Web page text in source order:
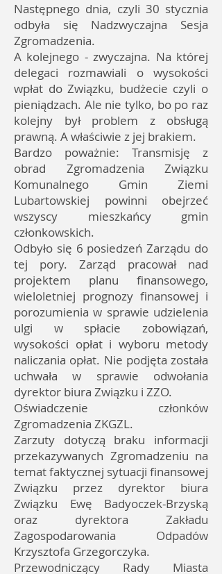
Następnego dnia, czyli 30 stycznia
odbyła się Nadzwyczajna Sesja
Zgromadzenia.
A kolejnego - zwyczajna. Na której
delegaci rozmawiali o wysokości
wpłat do Związku, budżecie czyli o
pieniądzach. Ale nie tylko, bo po raz
kolejny był problem z obsługą
prawną. A właściwie z jej brakiem.
Bardzo poważnie: Transmisję z
obrad Zgromadzenia Związku
Komunalnego Gmin Ziemi
Lubartowskiej powinni obejrzeć
wszyscy mieszkańcy gmin
członkowskich.
Odbyło się 6 posiedzeń Zarządu do
tej pory. Zarząd pracował nad
projektem planu finansowego,
wieloletniej prognozy finansowej i
porozumienia w sprawie udzielenia
ulgi w spłacie zobowiązań,
wysokości opłat i wyboru metody
naliczania opłat. Nie podjęta została
uchwała w sprawie odwołania
dyrektor biura Związku i ZZO.
Oświadczenie członków
Zgromadzenia ZKGZL.
Zarzuty dotyczą braku informacji
przekazywanych Zgromadzeniu na
temat faktycznej sytuacji finansowej
Związku przez dyrektor biura
Związku Ewę Badyoczek-Brzyską
oraz dyrektora Zakładu
Zagospodarowania Odpadów
Krzysztofa Grzegorczyka.
Przewodniczący Rady Miasta